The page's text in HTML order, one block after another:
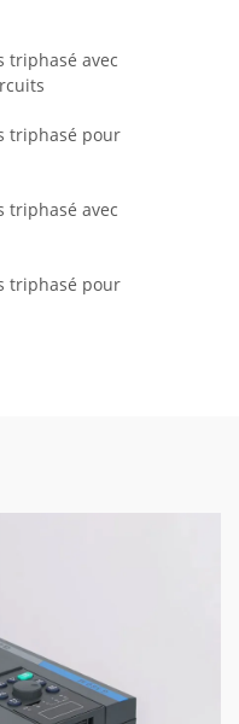
triphasé avec
triphasé pour
triphasé avec
triphasé pour